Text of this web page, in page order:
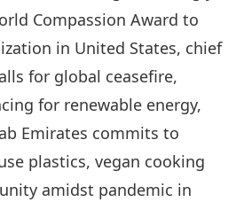
2020-05-04 Преглед
Важните Новини
2020-05-05 3119 Преглед
Важните Новини
Compassion Award to
in United States, chief
for global ceasefire,
for renewable energy,
Emirates commits to
plastics, vegan cooking
amidst pandemic in